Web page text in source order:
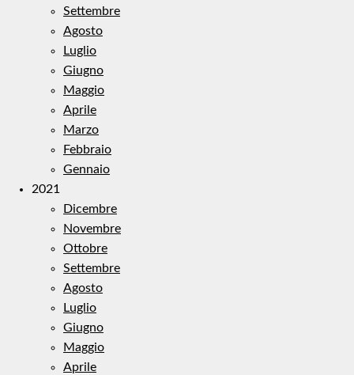
Settembre
Agosto
Luglio
Giugno
Maggio
Aprile
Marzo
Febbraio
Gennaio
2021
Dicembre
Novembre
Ottobre
Settembre
Agosto
Luglio
Giugno
Maggio
Aprile